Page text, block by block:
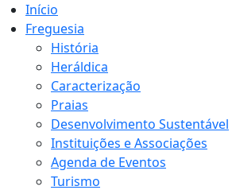
Início
Freguesia
História
Heráldica
Caracterização
Praias
Desenvolvimento Sustentável
Instituições e Associações
Agenda de Eventos
Turismo